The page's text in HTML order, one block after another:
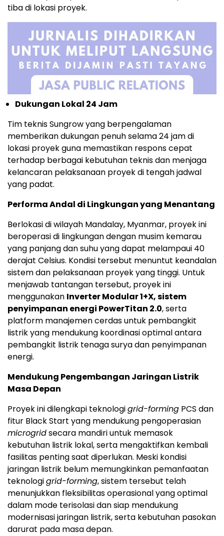
tiba di lokasi proyek.
Dukungan Lokal 24 Jam
Tim teknis Sungrow yang berpengalaman
memberikan dukungan penuh selama 24 jam di
lokasi proyek guna memastikan respons cepat
terhadap berbagai kebutuhan teknis dan menjaga
kelancaran pelaksanaan proyek di tengah jadwal
yang padat.
Performa Andal di Lingkungan yang Menantang
Berlokasi di wilayah Mandalay, Myanmar, proyek ini
beroperasi di lingkungan dengan musim kemarau
yang panjang dan suhu yang dapat melampaui 40
derajat Celsius. Kondisi tersebut menuntut keandalan
sistem dan pelaksanaan proyek yang tinggi. Untuk
menjawab tantangan tersebut, proyek ini
menggunakan Inverter Modular 1+X, sistem
penyimpanan energi PowerTitan 2.0, serta
platform manajemen cerdas untuk pembangkit
listrik yang mendukung koordinasi optimal antara
pembangkit listrik tenaga surya dan penyimpanan
energi.
Mendukung Pengembangan Jaringan Listrik
Masa Depan
Proyek ini dilengkapi teknologigrid-forming PCS dan
fitur Black Start yang mendukung pengoperasian
microgridsecara mandiri untuk memasok
kebutuhan listrik lokal, serta mengaktifkan kembali
fasilitas penting saat diperlukan. Meski kondisi
jaringan listrik belum memungkinkan pemanfaatan
teknologigrid-forming, sistem tersebut telah
menunjukkan fleksibilitas operasional yang optimal
dalam mode terisolasi dan siap mendukung
modernisasi jaringan listrik, serta kebutuhan pasokan
darurat pada masa depan.